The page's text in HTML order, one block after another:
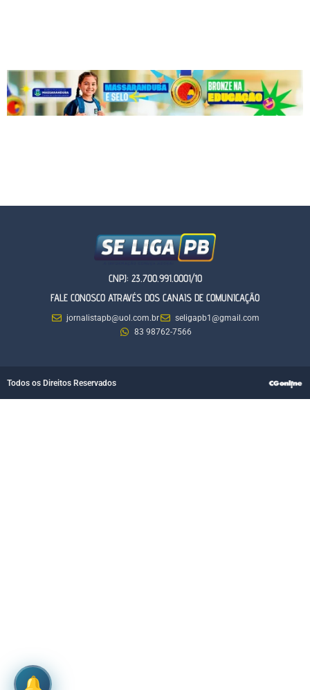
CNPJ: 23.700.991.0001/10
FALE CONOSCO ATRAVÉS DOS CANAIS DE COMUNICAÇÃO
jornalistapb@uol.com.br
seligapb1@gmail.com
83 98762-7566
Todos os Direitos Reservados